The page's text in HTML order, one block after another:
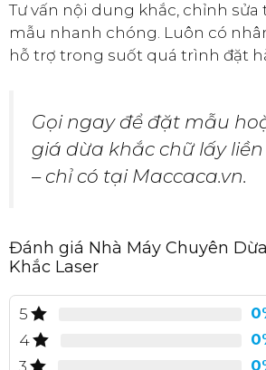
Tư vấn nội dung khắc, chỉnh sửa
mẫu nhanh chóng. Luôn có
hỗ trợ trong suốt quá trình đặt
Gọi ngay để đặt mẫu
giá dừa khắc chữ lấy
– chỉ có tại Maccaca.vn.
Đánh giá Nhà Máy Chuyên
Khắc Laser
5
4
3